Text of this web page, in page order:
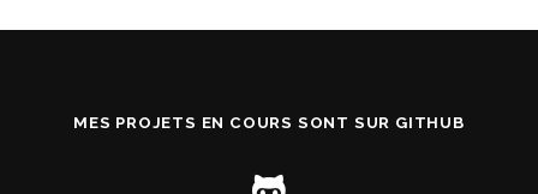
MES PROJETS EN COURS SONT SUR GITHUB